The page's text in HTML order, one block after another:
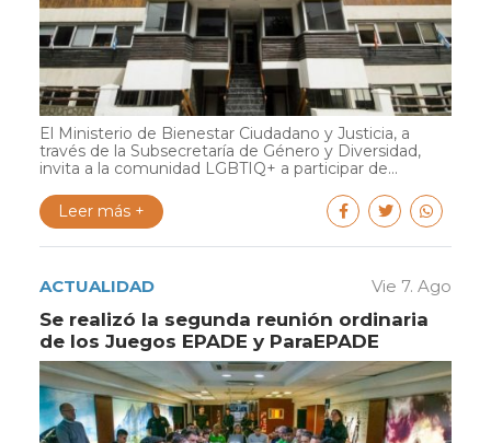
El Ministerio de Bienestar Ciudadano y Justicia, a
través de la Subsecretaría de Género y Diversidad,
invita a la comunidad LGBTIQ+ a participar de...
Leer más +
ACTUALIDAD Vie 7. Ago
Se realizó la segunda reunión ordinaria
de los Juegos EPADE y ParaEPADE